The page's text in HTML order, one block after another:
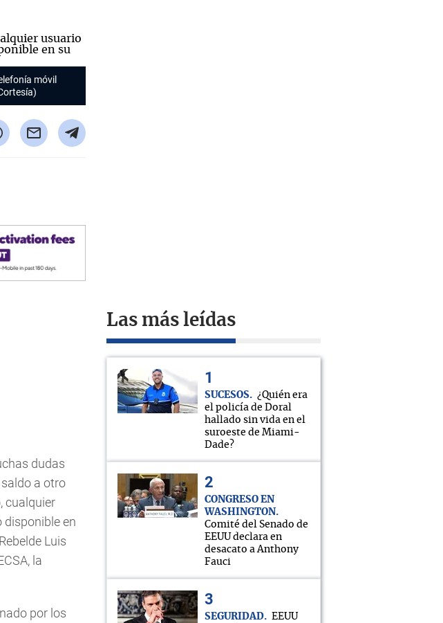
móvil
dudas
a otro
cualquier
disponible en
Luis
la
por los
Las más leídas
SUCESOS
¿Quién era
el policía de Doral
hallado sin vida en el
suroeste de Miami-
Dade?
CONGRESO EN
WASHINGTON
Comité del Senado de
EEUU declara en
desacato a Anthony
Fauci
SEGURIDAD
EEUU